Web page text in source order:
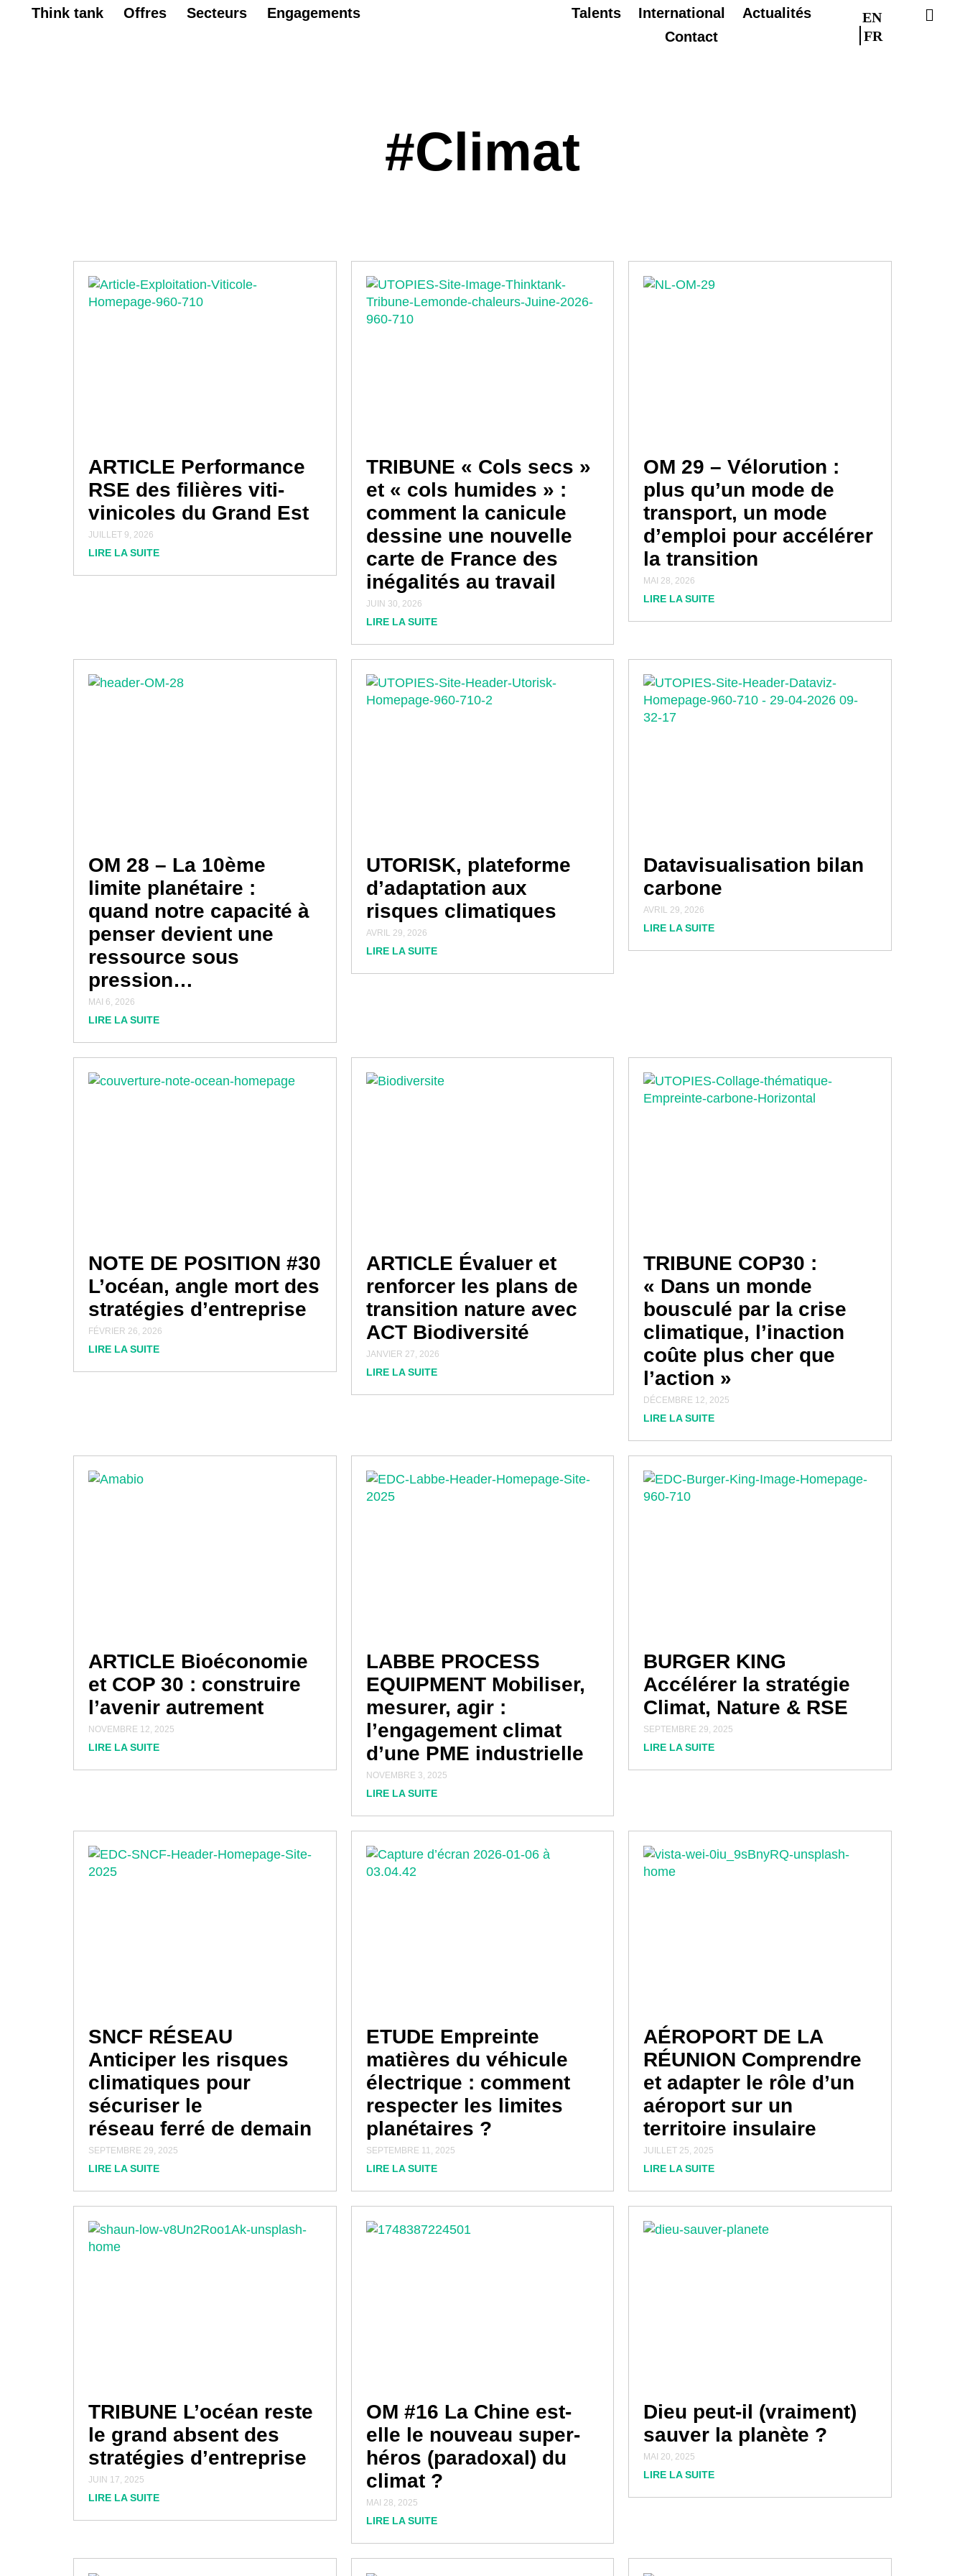
Think tank Offres Secteurs Engagements Talents International
Actualités
Contact
EN
FR
#Climat
ARTICLE Performance
RSE des filières viti-
vinicoles du Grand Est
JUILLET 9, 2026
LIRE LA SUITE
TRIBUNE « Cols secs »
et « cols humides » :
comment la canicule
dessine une nouvelle
carte de France des
inégalités au travail
JUIN 30, 2026
LIRE LA SUITE
OM 29 – Vélorution :
plus qu’un mode de
transport, un mode
d’emploi pour accélérer
la transition
MAI 28, 2026
LIRE LA SUITE
OM 28 – La 10ème
limite planétaire :
quand notre capacité à
penser devient une
ressource sous
pression…
MAI 6, 2026
LIRE LA SUITE
UTORISK, plateforme
d’adaptation aux
risques climatiques
AVRIL 29, 2026
LIRE LA SUITE
Datavisualisation bilan
carbone
AVRIL 29, 2026
LIRE LA SUITE
NOTE DE POSITION #30
L’océan, angle mort des
stratégies d’entreprise
FÉVRIER 26, 2026
LIRE LA SUITE
ARTICLE Évaluer et
renforcer les plans de
transition nature avec
ACT Biodiversité
JANVIER 27, 2026
LIRE LA SUITE
TRIBUNE COP30 :
« Dans un monde
bousculé par la crise
climatique, l’inaction
coûte plus cher que
l’action »
DÉCEMBRE 12, 2025
LIRE LA SUITE
ARTICLE Bioéconomie
et COP 30 : construire
l’avenir autrement
NOVEMBRE 12, 2025
LIRE LA SUITE
LABBE PROCESS
EQUIPMENT Mobiliser,
mesurer, agir :
l’engagement climat
d’une PME industrielle
NOVEMBRE 3, 2025
LIRE LA SUITE
BURGER KING
Accélérer la stratégie
Climat, Nature & RSE
SEPTEMBRE 29, 2025
LIRE LA SUITE
SNCF RÉSEAU
Anticiper les risques
climatiques pour
sécuriser le
réseau ferré de demain
SEPTEMBRE 29, 2025
LIRE LA SUITE
ETUDE Empreinte
matières du véhicule
électrique : comment
respecter les limites
planétaires ?
SEPTEMBRE 11, 2025
LIRE LA SUITE
AÉROPORT DE LA
RÉUNION Comprendre
et adapter le rôle d’un
aéroport sur un
territoire insulaire
JUILLET 25, 2025
LIRE LA SUITE
TRIBUNE L’océan reste
le grand absent des
stratégies d’entreprise
JUIN 17, 2025
LIRE LA SUITE
OM #16 La Chine est-
elle le nouveau super-
héros (paradoxal) du
climat ?
MAI 28, 2025
LIRE LA SUITE
Dieu peut-il (vraiment)
sauver la planète ?
MAI 20, 2025
LIRE LA SUITE